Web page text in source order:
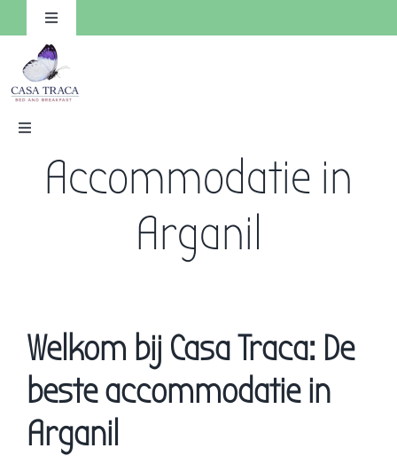
inhoud
Toggle
Navigation
Toggle
HOME
Omgeving
Accommodatie in
Arganil
Welkom bij Casa Traca: De
beste accommodatie in
Arganil